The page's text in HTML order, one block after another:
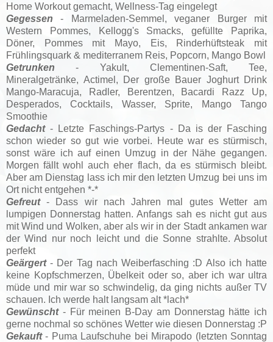
Home Workout gemacht, Wellness-Tag eingelegt
Gegessen - Marmeladen-Semmel, veganer Burger mit
Western Pommes, Kellogg's Smacks, gefüllte Paprika,
Döner, Pommes mit Mayo, Eis, Rinderhüftsteak mit
Frühlingsquark & mediterranem Reis, Popcorn, Mango Bowl
Getrunken - Yakult, Clementinen-Saft, Tee,
Mineralgetränke, Actimel, Der große Bauer Joghurt Drink
Mango-Maracuja, Radler, Berentzen, Bacardi Razz Up,
Desperados, Cocktails, Wasser, Sprite, Mango Tango
Smoothie
Gedacht- Letzte Faschings-Partys - Da is der Fasching
schon wieder so gut wie vorbei. Heute war es stürmisch,
sonst wäre ich auf einen Umzug in der Nähe gegangen.
Morgen fällt wohl auch eher flach, da es stürmisch bleibt.
Aber am Dienstag lass ich mir den letzten Umzug bei uns im
Ort nicht entgehen *-*
Gefreut- Dass wir nach Jahren mal gutes Wetter am
lumpigen Donnerstag hatten. Anfangs sah es nicht gut aus
mit Wind und Wolken, aber als wir in der Stadt ankamen war
der Wind nur noch leicht und die Sonne strahlte. Absolut
perfekt
Geärgert- Der Tag nach Weiberfasching :D Also ich hatte
keine Kopfschmerzen, Übelkeit oder so, aber ich war ultra
müde und mir war so schwindelig, da ging nichts außer TV
schauen. Ich werde halt langsam alt *lach*
Gewünscht- Für meinen B-Day am Donnerstag hätte ich
gerne nochmal so schönes Wetter wie diesen Donnerstag :P
Gekauft- Puma Laufschuhe bei Mirapodo (letzten Sonntag